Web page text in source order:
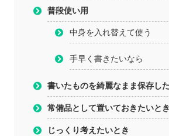
普段使い用
中身を入れ替えて使う
手早く書きたいなら
書いたものを綺麗なまま保存し
常備品として置いておきたいとき
じっくり考えたいとき